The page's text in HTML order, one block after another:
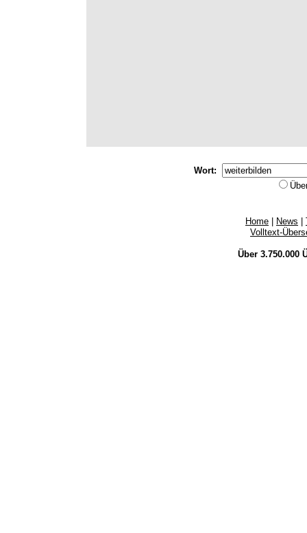
Wort:
Home News
Volltext-
Über 3.750.000